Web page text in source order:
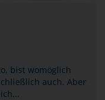
bist womöglich
auch. Aber